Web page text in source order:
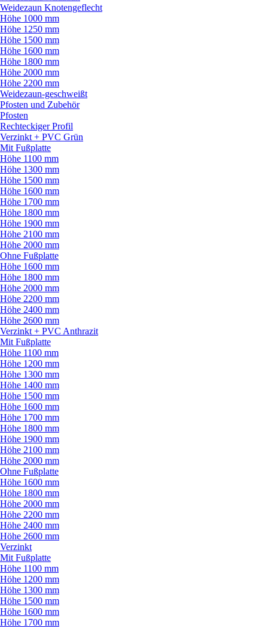
Weidezaun Knotengeflecht
Höhe 1000 mm
Höhe 1250 mm
Höhe 1500 mm
Höhe 1600 mm
Höhe 1800 mm
Höhe 2000 mm
Höhe 2200 mm
Weidezaun-geschweißt
Pfosten und Zubehör
Pfosten
Rechteckiger Profil
Verzinkt + PVC Grün
Mit Fußplatte
Höhe 1100 mm
Höhe 1300 mm
Höhe 1500 mm
Höhe 1600 mm
Höhe 1700 mm
Höhe 1800 mm
Höhe 1900 mm
Höhe 2100 mm
Höhe 2000 mm
Ohne Fußplatte
Höhe 1600 mm
Höhe 1800 mm
Höhe 2000 mm
Höhe 2200 mm
Höhe 2400 mm
Höhe 2600 mm
Verzinkt + PVC Anthrazit
Mit Fußplatte
Höhe 1100 mm
Höhe 1200 mm
Höhe 1300 mm
Höhe 1400 mm
Höhe 1500 mm
Höhe 1600 mm
Höhe 1700 mm
Höhe 1800 mm
Höhe 1900 mm
Höhe 2100 mm
Höhe 2000 mm
Ohne Fußplatte
Höhe 1600 mm
Höhe 1800 mm
Höhe 2000 mm
Höhe 2200 mm
Höhe 2400 mm
Höhe 2600 mm
Verzinkt
Mit Fußplatte
Höhe 1100 mm
Höhe 1200 mm
Höhe 1300 mm
Höhe 1500 mm
Höhe 1600 mm
Höhe 1700 mm